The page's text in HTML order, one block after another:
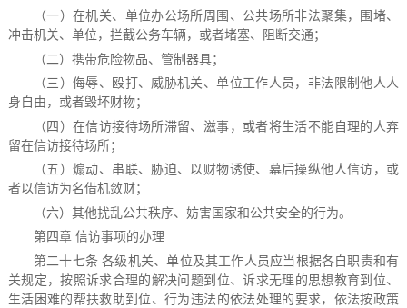
（一）在机关、单位办公场所周围、公共场所非法聚集，围堵、
冲击机关、单位，拦截公务车辆，或者堵塞、阻断交通；
（二）携带危险物品、管制器具；
（三）侮辱、殴打、威胁机关、单位工作人员，非法限制他人人
身自由，或者毁坏财物；
（四）在信访接待场所滞留、滋事，或者将生活不能自理的人弃
留在信访接待场所；
（五）煽动、串联、胁迫、以财物诱使、幕后操纵他人信访，或
者以信访为名借机敛财；
（六）其他扰乱公共秩序、妨害国家和公共安全的行为。
第四章 信访事项的办理
第二十七条 各级机关、单位及其工作人员应当根据各自职责和有
关规定，按照诉求合理的解决问题到位、诉求无理的思想教育到位、
生活困难的帮扶救助到位、行为违法的依法处理的要求，依法按政策